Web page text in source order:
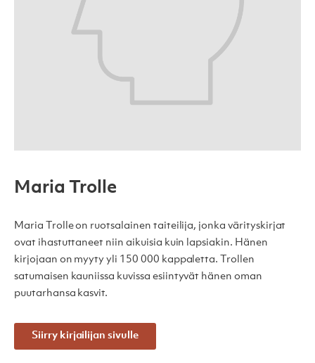
Maria Trolle
Maria Trolle on ruotsalainen taiteilija, jonka värityskirjat
ovat ihastuttaneet niin aikuisia kuin lapsiakin. Hänen
kirjojaan on myyty yli 150 000 kappaletta. Trollen
satumaisen kauniissa kuvissa esiintyvät hänen oman
puutarhansa kasvit.
Siirry kirjailijan sivulle